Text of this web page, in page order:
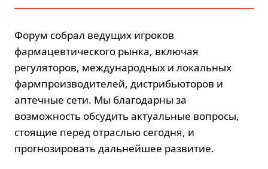
Форум собрал ведущих игроков
фармацевтического рынка, включая
регуляторов, международных и локальных
фармпроизводителей, дистрибьюторов и
аптечные сети. Мы благодарны за
возможность обсудить актуальные вопросы,
стоящие перед отраслью сегодня, и
прогнозировать дальнейшее развитие.